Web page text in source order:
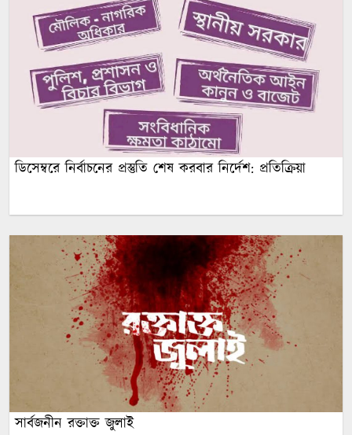
ডিসেম্বরে নির্বাচনের প্রস্তুতি শেষ করবার নির্দেশ: প্রতিক্রিয়া
সার্বজনীন রক্তাক্ত জুলাই